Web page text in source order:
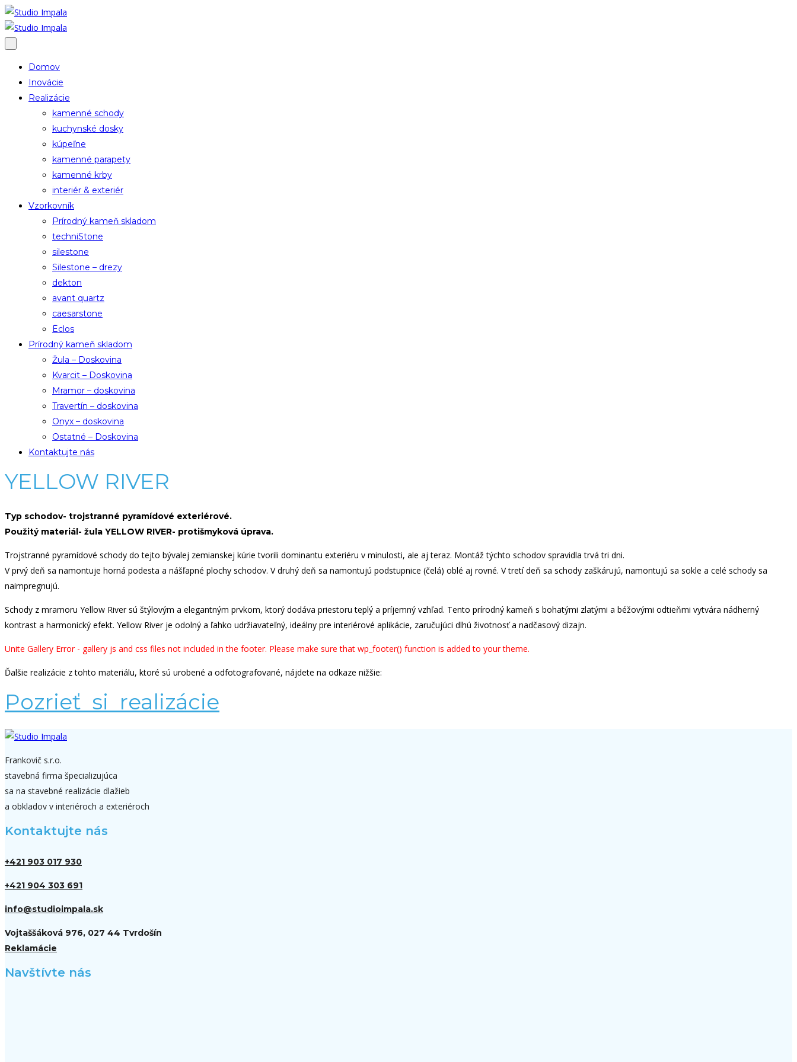
Domov
Inovácie
Realizácie
kamenné schody
kuchynské dosky
kúpeľne
kamenné parapety
kamenné krby
interiér & exteriér
Vzorkovník
Prírodný kameň skladom
techniStone
silestone
Silestone – drezy
dekton
avant quartz
caesarstone
Ēclos
Prírodný kameň skladom
Žula – Doskovina
Kvarcit – Doskovina
Mramor – doskovina
Travertín – doskovina
Onyx – doskovina
Ostatné – Doskovina
Kontaktujte nás
YELLOW RIVER
Typ schodov- trojstranné pyramídové exteriérové.
Použitý materiál- žula YELLOW RIVER- protišmyková úprava.
Trojstranné pyramídové schody do tejto bývalej zemianskej kúrie tvorili dominantu exteriéru v minulosti, ale aj teraz. Montáž týchto schodov spravidla trvá tri dni.
V prvý deň sa namontuje horná podesta a nášľapné plochy schodov. V druhý deň sa namontujú podstupnice (čelá) oblé aj rovné. V tretí deň sa schody zaškárujú, namontujú sa sokle a celé schody sa
naimpregnujú.
Schody z mramoru Yellow River sú štýlovým a elegantným prvkom, ktorý dodáva priestoru teplý a príjemný vzhľad. Tento prírodný kameň s bohatými zlatými a béžovými odtieňmi vytvára nádherný
kontrast a harmonický efekt. Yellow River je odolný a ľahko udržiavateľný, ideálny pre interiérové aplikácie, zaručujúci dlhú životnosť a nadčasový dizajn.
Unite Gallery Error - gallery js and css files not included in the footer. Please make sure that wp_footer() function is added to your theme.
Ďalšie realizácie z tohto materiálu, ktoré sú urobené a odfotografované, nájdete na odkaze nižšie:
Pozrieť si realizácie
Frankovič s.r.o.
stavebná firma špecializujúca
sa na stavebné realizácie dlažieb
a obkladov v interiéroch a exteriéroch
Kontaktujte nás
+421 903 017 930
+421 904 303 691
info@studioimpala.sk
Vojtaššáková 976, 027 44 Tvrdošín
Reklamácie
Navštívte nás